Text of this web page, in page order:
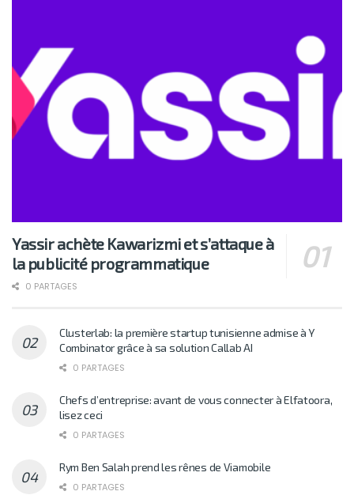
Yassir achète Kawarizmi et s’attaque à
la publicité programmatique
0 PARTAGES
Clusterlab: la première startup tunisienne admise à Y
Combinator grâce à sa solution Callab AI
0 PARTAGES
Chefs d’entreprise: avant de vous connecter à Elfatoora,
lisez ceci
0 PARTAGES
Rym Ben Salah prend les rênes de Viamobile
0 PARTAGES